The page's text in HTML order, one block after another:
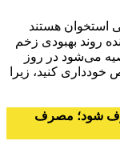
استخوان هستند
روند بهبودی زخم
می‌شود در روز
کنید، زیرا
شود؛ مصرف